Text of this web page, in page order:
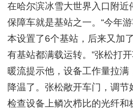
在哈尔滨冰雪大世界入口附近
保障车就是基站之一。“今年
本设置了6个基站，后来又加
有基站都满载运转。”张松打
暖流提示他，设备工作量拉满
降温了。张松敞开车门，调节
检查设备上鳞次栉比的光纤和